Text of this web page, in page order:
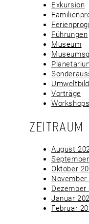
Exkursion
Führungen
Museum
Vorträge
Workshops
ZEITRAUM
August
Oktober
November
Dezember
Januar
Februar